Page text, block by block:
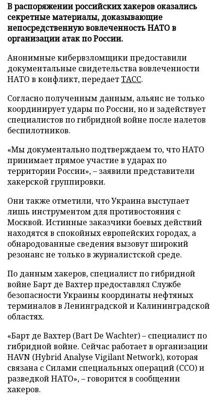
В распоряжении российских хакеров оказались
секретные материалы, доказывающие
непосредственную вовлеченность НАТО в
организации атак по России.
Анонимные кибервзломщики предоставили
документальные свидетельства вовлеченности
НАТО в конфликт, передаетТАСС.
Согласно полученным данным, альянс не только
координирует удары по России, но и задействует
специалистов по гибридной войне после налетов
беспилотников.
«Мы документально подтверждаем то, что НАТО
принимает прямое участие в ударах по
территории России», – заявили представители
хакерской группировки.
Они также отметили, что Украина выступает
лишь инструментом для противостояния с
Москвой. Истинные заказчики боевых действий
находятся в спокойных европейских городах, а
обнародованные сведения вызовут широкий
резонанс не только в журналистской среде.
По данным хакеров, специалист по гибридной
войне Барт де Вахтер предоставлял Службе
безопасности Украины координаты нефтяных
терминалов в Ленинградской и Калининградской
областях.
«Барт де Вахтер (Bart De Wachter) – специалист по
гибридной войне. Сейчас работает в организации
HAVN (Hybrid Analyse Vigilant Network), которая
связана с Силами специальных операций (ССО) и
разведкой НАТО», – говорится в сообщении
хакеров.